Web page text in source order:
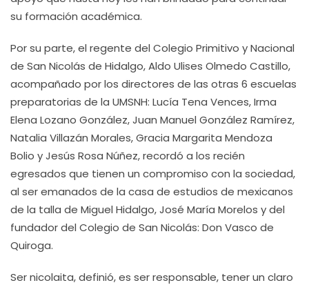
su formación académica.
Por su parte, el regente del Colegio Primitivo y Nacional
de San Nicolás de Hidalgo, Aldo Ulises Olmedo Castillo,
acompañado por los directores de las otras 6 escuelas
preparatorias de la UMSNH: Lucía Tena Vences, Irma
Elena Lozano González, Juan Manuel González Ramírez,
Natalia Villazán Morales, Gracia Margarita Mendoza
Bolio y Jesús Rosa Núñez, recordó a los recién
egresados que tienen un compromiso con la sociedad,
al ser emanados de la casa de estudios de mexicanos
de la talla de Miguel Hidalgo, José María Morelos y del
fundador del Colegio de San Nicolás: Don Vasco de
Quiroga.
Ser nicolaita, definió, es ser responsable, tener un claro